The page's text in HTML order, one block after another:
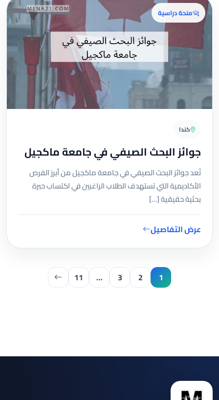
منحة دراسية
كندا
جوائز البحث الصيفي في جامعة ماكجيل
تُعد جوائز البحث الصيفي في جامعة ماكجيل من أبرز الفرص
الأكاديمية التي تستهدف الطلاب الراغبين في اكتساب خبرة
بحثية حقيقية […]
عرض التفاصيل
1
2
3
…
11